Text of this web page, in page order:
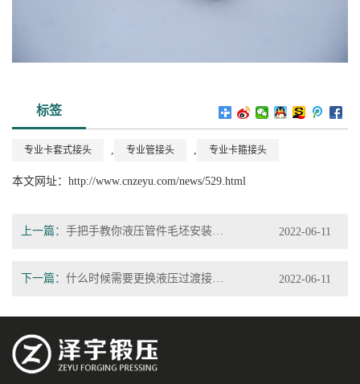
标签
专业卡套式接头 专业管接头 专业卡箍接头
本文网址： http://www.cnzeyu.com/news/529.html
上一篇： 2022-06-11
下一篇： 2022-06-11